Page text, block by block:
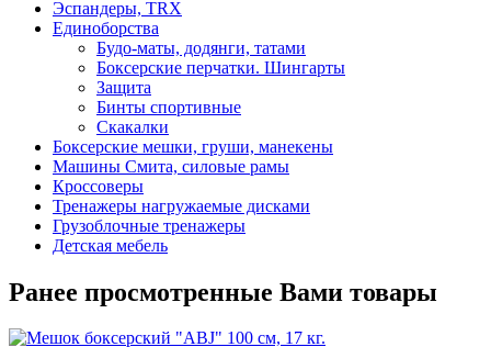
Эспандеры, TRX
Единоборства
Будо-маты, додянги, татами
Боксерские перчатки. Шингарты
Защита
Бинты спортивные
Скакалки
Боксерские мешки, груши, манекены
Машины Смита, силовые рамы
Кроссоверы
Тренажеры нагружаемые дисками
Грузоблочные тренажеры
Детская мебель
Ранее просмотренные Вами товары